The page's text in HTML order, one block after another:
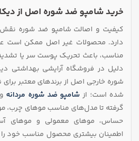
خرید شامپو ضد شوره اصل از دیکا
کیفیت و اصالت شامپو ضد شوره
دارد. محصولات غیر اصل ممکن است
مناسب، باعث تحریک پوست سر یا
دلیل در فروشگاه آرایشی بهداشتی
شوره خارجی اصل از برندهای معتبر برای
شده است؛ از شامپو ضد شوره مردانه و
گرفته تا مدل‌های مناسب موهای
حساس، موهای معمولی و موهای
اطمینان بیشتری محصول مناسب خود